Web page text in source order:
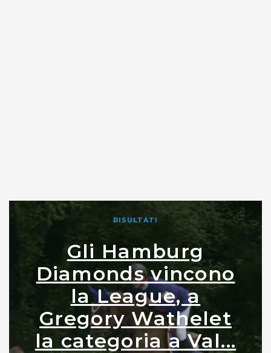
RISULTATI
Gli Hamburg
Diamonds vincono
la League, a
Gregory Wathelet
la categoria a Val...